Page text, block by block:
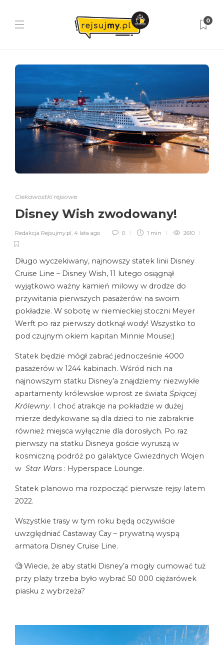
0
Ciekawostki rejsowe
Disney Wish zwodowany!
Redakcja Rejsujmy.pl, 4 lata ago 0 1 min 2610
Długo wyczekiwany, najnowszy statek linii Disney
Cruise Line – Disney Wish, 11 lutego osiągnął
wyjątkowo ważny kamień milowy w drodze do
przywitania pierwszych pasażerów na swoim
pokładzie. W sobotę w niemieckiej stoczni Meyer
Werft po raz pierwszy dotknął wody! Wszystko to
pod czujnym okiem kapitan Minnie Mouse;)
Statek będzie mógł zabrać jednocześnie 4000
pasażerów w 1244 kabinach. Wśród nich na
najnowszym statku Disney’a znajdziemy niezwykłe
apartamenty królewskie wprost ze świata Śpiącej
Królewny. I choć atrakcje na pokładzie w dużej
mierze dedykowane są dla dzieci to nie zabraknie
również miejsca wyłącznie dla dorosłych. Po raz
pierwszy na statku Disneya goście wyruszą w
kosmiczną podróż po galaktyce Gwiezdnych Wojen
w Star Wars : Hyperspace Lounge.
Statek planowo ma rozpocząć pierwsze rejsy latem
2022.
Wszystkie trasy w tym roku będą oczywiście
uwzględniać Castaway Cay – prywatną wyspą
armatora Disney Cruise Line.
🧐 Wiecie, że aby statki Disney’a mogły cumować tuż
przy plaży trzeba było wybrać 50 000 ciężarówek
piasku z wybrzeża?